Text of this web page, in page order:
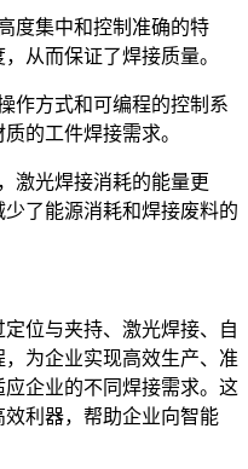
度集中和控制准确的特
从而保证了焊接质量。
作方式和可编程的控制系
的工件焊接需求。
激光焊接消耗的能量更
了能源消耗和焊接废料的
位与夹持、激光焊接、自
为企业实现高效生产、准
企业的不同焊接需求。这
利器，帮助企业向智能